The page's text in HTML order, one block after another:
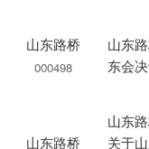
山东路桥
000498
山东
东会
山东路桥
山东
关于